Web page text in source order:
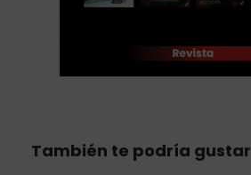
También te podría gustar